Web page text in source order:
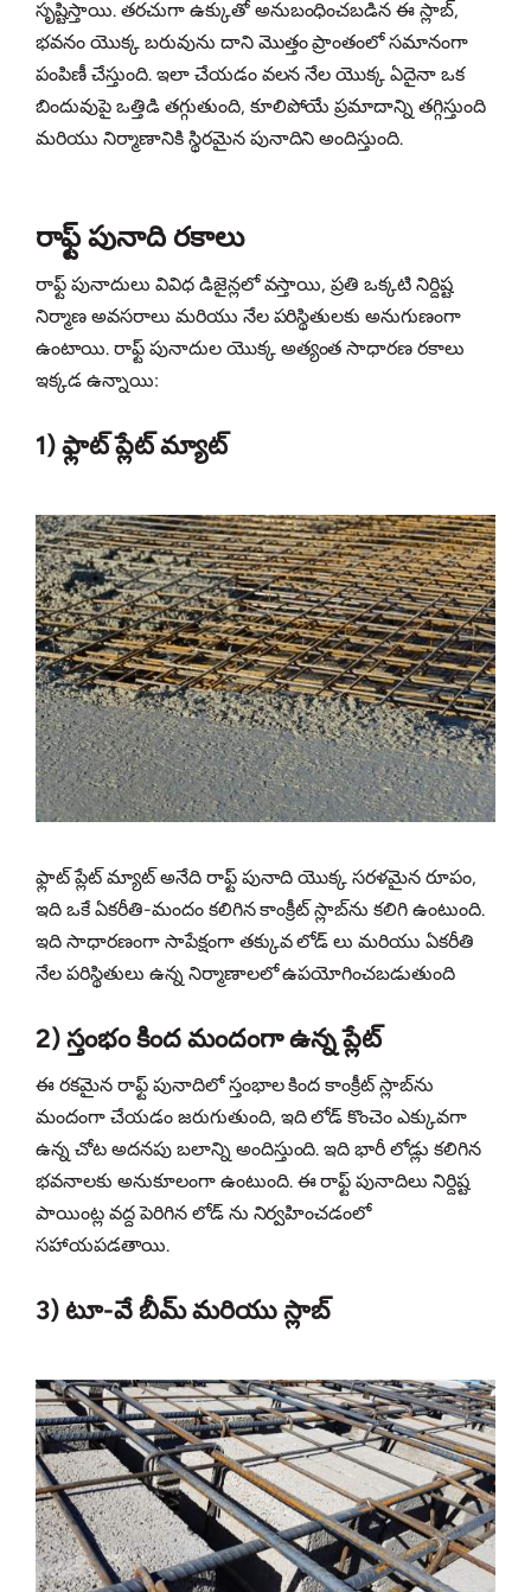
సృష్టిస్తాయి. తరచుగా ఉక్కుతో అనుబంధించబడిన ఈ స్లాబ్,
భవనం యొక్క బరువును దాని మొత్తం ప్రాంతంలో సమానంగా
పంపిణీ చేస్తుంది. ఇలా చేయడం వలన నేల యొక్క ఏదైనా ఒక
బిందువుపై ఒత్తిడి తగ్గుతుంది, కూలిపోయే ప్రమాదాన్ని తగ్గిస్తుంది
మరియు నిర్మాణానికి స్థిరమైన పునాదిని అందిస్తుంది.
రాఫ్ట్ పునాది రకాలు
రాఫ్ట్ పునాదులు వివిధ డిజైన్లలో వస్తాయి, ప్రతి ఒక్కటి నిర్దిష్ట
నిర్మాణ అవసరాలు మరియు నేల పరిస్థితులకు అనుగుణంగా
ఉంటాయి. రాఫ్ట్ పునాదుల యొక్క అత్యంత సాధారణ రకాలు
ఇక్కడ ఉన్నాయి:
1) ఫ్లాట్ ప్లేట్ మ్యాట్
ఫ్లాట్ ప్లేట్ మ్యాట్ అనేది రాఫ్ట్ పునాది యొక్క సరళమైన రూపం,
ఇది ఒకే ఏకరీతి-మందం కలిగిన కాంక్రీట్ స్లాబ్‌ను కలిగి ఉంటుంది.
ఇది సాధారణంగా సాపేక్షంగా తక్కువ లోడ్ లు మరియు ఏకరీతి
నేల పరిస్థితులు ఉన్న నిర్మాణాలలో ఉపయోగించబడుతుంది
2) స్తంభం కింద మందంగా ఉన్న ప్లేట్
ఈ రకమైన రాఫ్ట్ పునాదిలో స్తంభాల కింద కాంక్రీట్ స్లాబ్‌ను
మందంగా చేయడం జరుగుతుంది, ఇది లోడ్ కొంచెం ఎక్కువగా
ఉన్న చోట అదనపు బలాన్ని అందిస్తుంది. ఇది భారీ లోడ్లు కలిగిన
భవనాలకు అనుకూలంగా ఉంటుంది. ఈ రాఫ్ట్ పునాదిలు నిర్దిష్ట
పాయింట్ల వద్ద పెరిగిన లోడ్‌ ను నిర్వహించడంలో
సహాయపడతాయి.
3) టూ-వే బీమ్ మరియు స్లాబ్